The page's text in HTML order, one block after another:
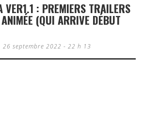
VER1.1 : PREMIERS TRAILERS
(QUI ARRIVE DÉBUT
26 septembre 2022 - 22 h 13